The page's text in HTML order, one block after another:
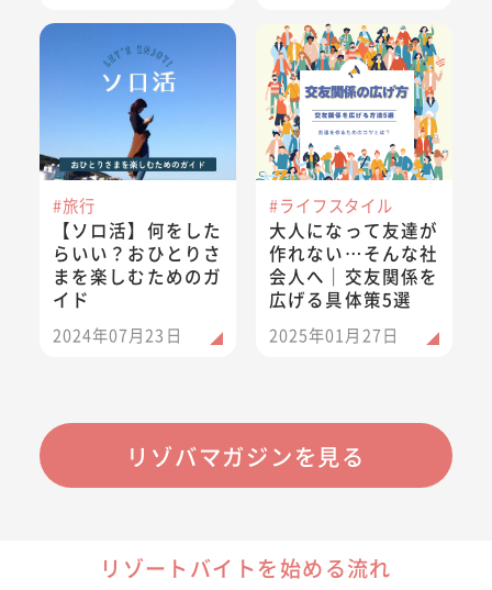
【ソロ活】何をしたらいい？おひとりさまを楽しむためのガ
#旅行
【ソロ活】何をした
らいい？おひとりさ
まを楽しむためのガ
イド
2024年07月23日
大人になって友達が作れない
#ライフスタイル
大人になって友達が
作れない…そんな社
会人へ｜交友関係を
広げる具体策5選
2025年01月27日
リゾバマガジンを見る
リゾートバイトを始める流れ